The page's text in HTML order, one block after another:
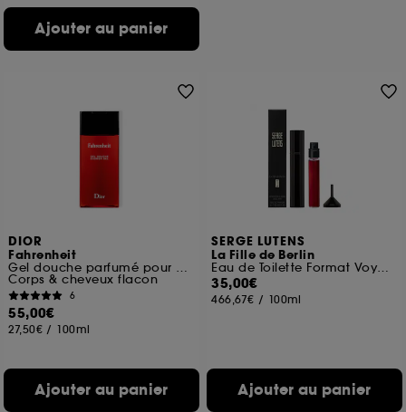
Ajouter au panier
DIOR
Fahrenheit
Gel douche parfumé pour homme
Corps & cheveux flacon
6
55,00€
27,50€ / 100ml
Ajouter au panier
SERGE LUTENS
La Fille de Berlin
Eau de Toilette Format Voyage
35,00€
466,67€ / 100ml
Ajouter au panier